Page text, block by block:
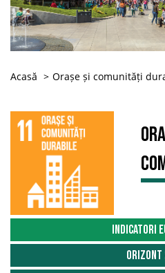
Acasă Orașe și comunități
Indicatori
Orizont